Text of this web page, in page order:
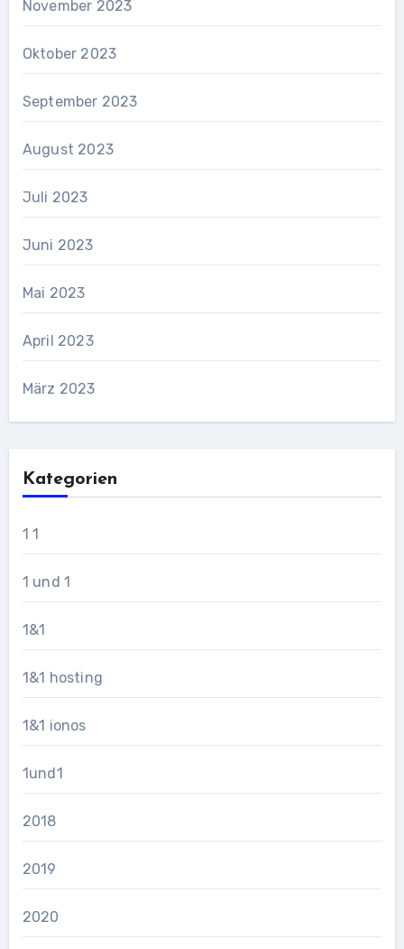
November 2023
Oktober 2023
September 2023
August 2023
Juli 2023
Juni 2023
Mai 2023
April 2023
März 2023
Kategorien
1 1
1 und 1
1&1
1&1 hosting
1&1 ionos
1und1
2018
2019
2020